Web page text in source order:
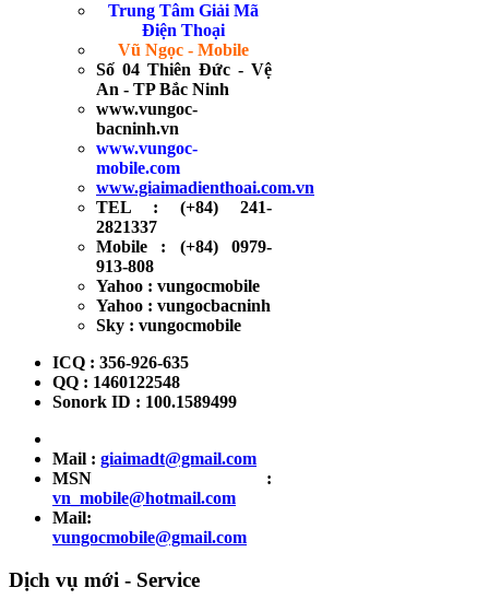
Trung Tâm Giải Mã
Điện Thoại
Vũ Ngọc - Mobile
Số 04 Thiên Đức - Vệ
An - TP Bắc Ninh
www.vungoc-
bacninh.vn
www.vungoc-
mobile.com
www.giaimadienthoai.com.vn
TEL : (+84) 241-
2821337
Mobile : (+84) 0979-
913-808
Yahoo : vungocmobile
Yahoo : vungocbacninh
Sky : vungocmobile
ICQ : 356-926-635
QQ : 1460122548
Sonork ID : 100.1589499
Mail : giaimadt@gmail.com
MSN :
vn_mobile@hotmail.com
Mail:
vungocmobile@gmail.com
Dịch vụ mới - Service